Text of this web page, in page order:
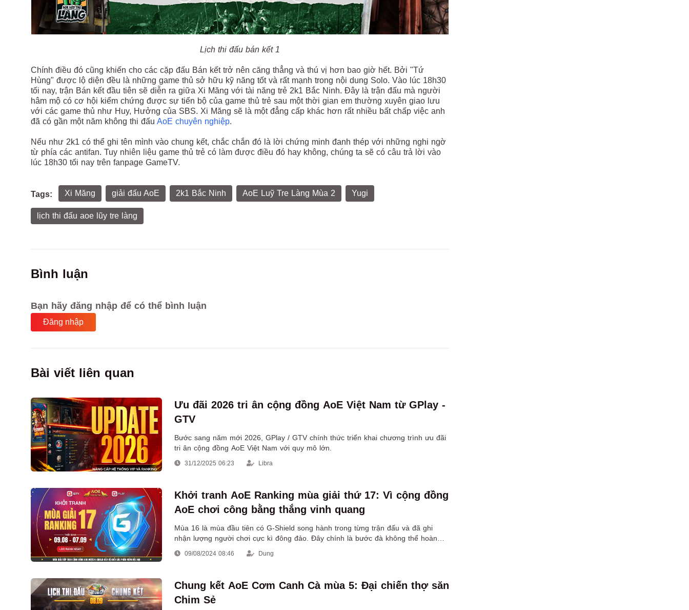
Lịch thi đấu bán kết 1
Chính điều đó cũng khiến cho các cặp đấu Bán kết trở nên căng thẳng và thú vị hơn bao giờ hết. Bởi "Tứ
Hùng" được lộ diện đều là những game thủ sở hữu kỹ năng tốt và rất mạnh trong nội dung Solo. Vào lúc 18h30
tối nay, trận Bán kết đầu tiên sẽ diễn ra giữa Xi Măng với tài năng trẻ 2k1 Bắc Ninh. Đây là trận đấu mà người
hâm mộ có cơ hội kiểm chứng được sự tiến bộ của game thủ trẻ sau một thời gian em thường xuyên giao lưu
với các game thủ như Huy, Hưởng của SBS. Xi Măng sẽ là một đẳng cấp khác hơn rất nhiều bất chấp việc anh
đã có gần một năm không thi đấu AoE chuyên nghiệp.
Nếu như 2k1 có thể ghi tên mình vào chung kết, chắc chắn đó là lời chứng minh đanh thép với những nghi ngờ
từ phía các antifan. Tuy nhiên liệu game thủ trẻ có làm được điều đó hay không, chúng ta sẽ có câu trả lời vào
lúc 18h30 tối nay trên fanpage GameTV.
Tags: Xi Măng giải đấu AoE 2k1 Bắc Ninh AoE Luỹ Tre Làng Mùa 2 Yugi
lịch thi đấu aoe lũy tre làng
Bình luận
Bạn hãy đăng nhập để có thể bình luận
Đăng nhập
Bài viết liên quan
Ưu đãi 2026 tri ân cộng đồng AoE Việt Nam từ GPlay -
GTV
Bước sang năm mới 2026, GPlay / GTV chính thức triển khai chương trình ưu đãi
tri ân cộng đồng AoE Việt Nam với quy mô lớn.
31/12/2025 06:23 Libra
Khởi tranh AoE Ranking mùa giải thứ 17: Vì cộng đồng
AoE chơi công bằng thắng vinh quang
Mùa 16 là mùa đầu tiên có G-Shield song hành trong từng trận đấu và đã ghi
nhận lượng người chơi cực kì đông đảo. Đây chính là bước đà không thể hoàn
hảo hơn để cộng đồng AoE hướng tới mùa giải tiếp theo.
09/08/2024 08:46 Dung
Chung kết AoE Cơm Canh Cà mùa 5: Đại chiến thợ săn
Chim Sẻ